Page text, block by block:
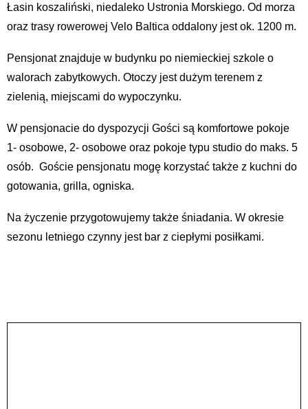
Łasin koszaliński, niedaleko Ustronia Morskiego. Od morza
oraz trasy rowerowej Velo Baltica oddalony jest ok. 1200 m.
Pensjonat znajduje w budynku po niemieckiej szkole o
walorach zabytkowych. Otoczy jest dużym terenem z
zielenią, miejscami do wypoczynku.
W pensjonacie do dyspozycji Gości są komfortowe pokoje
1- osobowe, 2- osobowe oraz pokoje typu studio do maks. 5
osób. Goście pensjonatu mogę korzystać także z kuchni do
gotowania, grilla, ogniska.
Na życzenie przygotowujemy także śniadania. W okresie
sezonu letniego czynny jest bar z ciepłymi posiłkami.